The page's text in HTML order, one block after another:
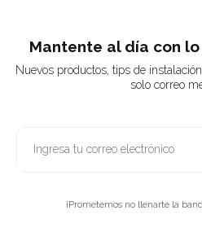
Mantente al día con
Nuevos productos, tips de
solo correo
¡Prometemos no llenarte la